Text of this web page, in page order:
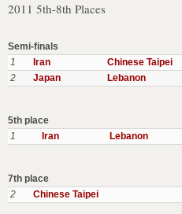
2011 5th-8th Places
Semi-finals
1
Iran Chinese Taipei
2
Japan Lebanon
5th place
1
Iran Lebanon
7th place
2
Chinese Taipei